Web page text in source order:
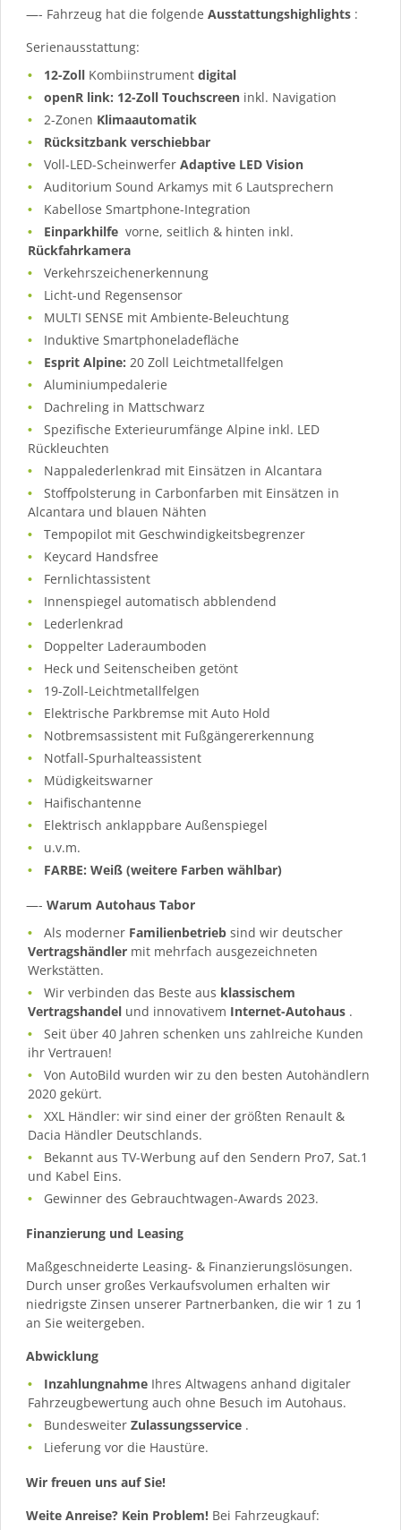
—- Fahrzeug hat die folgende Ausstattungshighlights :
Serienausstattung:
12-Zoll Kombiinstrumentdigital
openR link: 12-Zoll Touchscreen inkl. Navigation
2-Zonen Klimaautomatik
Rücksitzbank verschiebbar
Voll-LED-ScheinwerferAdaptive LED Vision
Auditorium Sound Arkamys mit 6 Lautsprechern
Kabellose Smartphone-Integration
Einparkhilfe vorne, seitlich & hinten inkl.
Rückfahrkamera
Verkehrszeichenerkennung
Licht-und Regensensor
MULTI SENSE mit Ambiente-Beleuchtung
Induktive Smartphoneladefläche
Esprit Alpine: 20 Zoll Leichtmetallfelgen
Aluminiumpedalerie
Dachreling in Mattschwarz
Spezifische Exterieurumfänge Alpine inkl. LED
Rückleuchten
Nappalederlenkrad mit Einsätzen in Alcantara
Stoffpolsterung in Carbonfarben mit Einsätzen in
Alcantara und blauen Nähten
Tempopilot mit Geschwindigkeitsbegrenzer
Keycard Handsfree
Fernlichtassistent
Innenspiegel automatisch abblendend
Lederlenkrad
Doppelter Laderaumboden
Heck und Seitenscheiben getönt
19-Zoll-Leichtmetallfelgen
Elektrische Parkbremse mit Auto Hold
Notbremsassistent mit Fußgängererkennung
Notfall-Spurhalteassistent
Müdigkeitswarner
Haifischantenne
Elektrisch anklappbare Außenspiegel
u.v.m.
FARBE: Weiß (weitere Farben wählbar)
—- Warum Autohaus Tabor
Als moderner Familienbetrieb sind wir deutscher
Vertragshändler mit mehrfach ausgezeichneten
Werkstätten.
Wir verbinden das Beste aus klassischem
Vertragshandel und innovativem Internet-Autohaus .
Seit über 40 Jahren schenken uns zahlreiche Kunden
ihr Vertrauen!
Von AutoBild wurden wir zu den besten Autohändlern
2020 gekürt.
XXL Händler: wir sind einer der größten Renault &
Dacia Händler Deutschlands.
Bekannt aus TV-Werbung auf den Sendern Pro7, Sat.1
und Kabel Eins.
Gewinner des Gebrauchtwagen-Awards 2023.
Finanzierung und Leasing
Maßgeschneiderte Leasing- & Finanzierungslösungen.
Durch unser großes Verkaufsvolumen erhalten wir
niedrigste Zinsen unserer Partnerbanken, die wir 1 zu 1
an Sie weitergeben.
Abwicklung
Inzahlungnahme Ihres Altwagens anhand digitaler
Fahrzeugbewertung auch ohne Besuch im Autohaus.
BundesweiterZulassungsservice .
Lieferung vor die Haustüre.
Wir freuen uns auf Sie!
Weite Anreise? Kein Problem! Bei Fahrzeugkauf: